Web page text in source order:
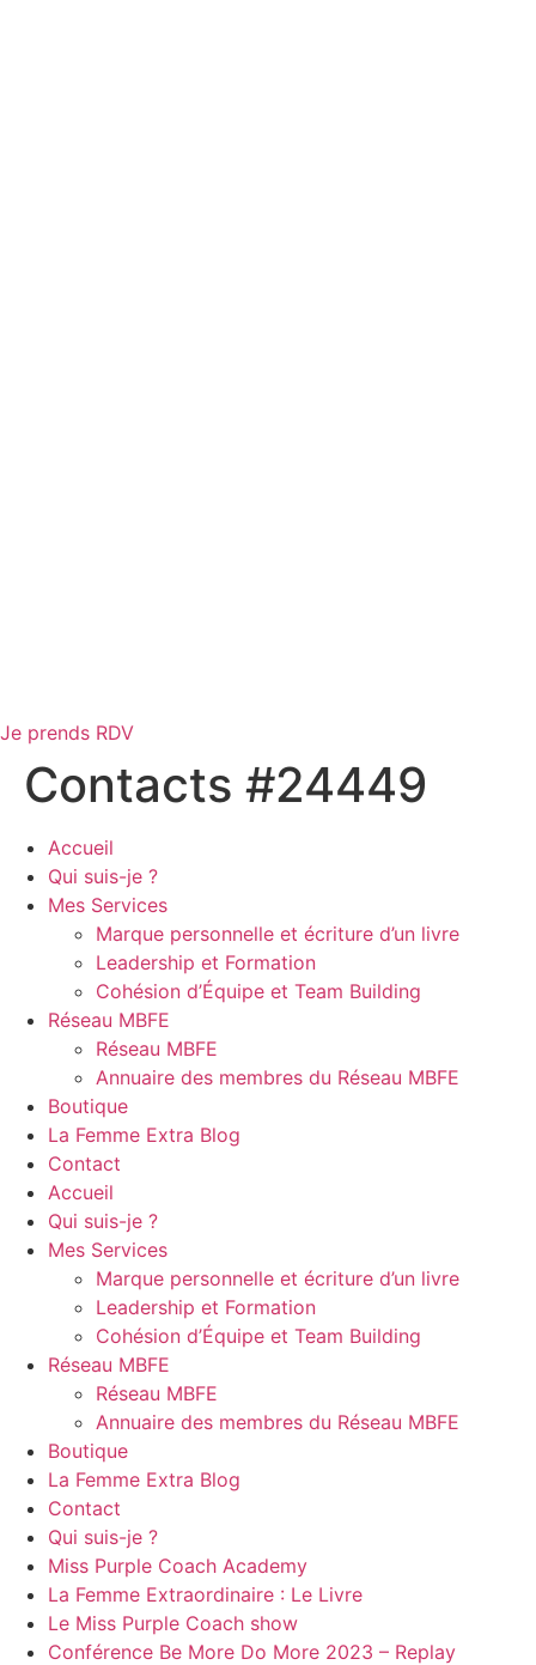
Je prends RDV
Contacts #24449
Accueil
Qui suis-je ?
Mes Services
Marque personnelle et écriture d’un livre
Leadership et Formation
Cohésion d’Équipe et Team Building
Réseau MBFE
Réseau MBFE
Annuaire des membres du Réseau MBFE
Boutique
La Femme Extra Blog
Contact
Accueil
Qui suis-je ?
Mes Services
Marque personnelle et écriture d’un livre
Leadership et Formation
Cohésion d’Équipe et Team Building
Réseau MBFE
Réseau MBFE
Annuaire des membres du Réseau MBFE
Boutique
La Femme Extra Blog
Contact
Qui suis-je ?
Miss Purple Coach Academy
La Femme Extraordinaire : Le Livre
Le Miss Purple Coach show
Conférence Be More Do More 2023 – Replay